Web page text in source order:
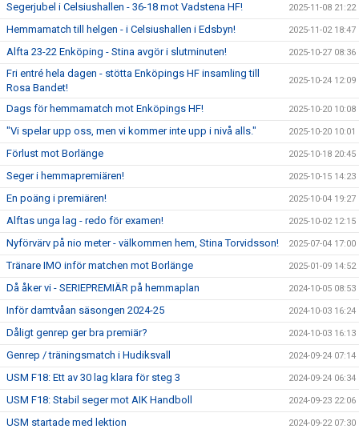
Segerjubel i Celsiushallen - 36-18 mot Vadstena HF! 2025-11-08 21:22
Hemmamatch till helgen - i Celsiushallen i Edsbyn! 2025-11-02 18:47
Alfta 23-22 Enköping - Stina avgör i slutminuten! 2025-10-27 08:36
Fri entré hela dagen - stötta Enköpings HF insamling till
Rosa Bandet!
2025-10-24 12:09
Dags för hemmamatch mot Enköpings HF! 2025-10-20 10:08
"Vi spelar upp oss, men vi kommer inte upp i nivå alls." 2025-10-20 10:01
Förlust mot Borlänge 2025-10-18 20:45
Seger i hemmapremiären! 2025-10-15 14:23
En poäng i premiären! 2025-10-04 19:27
Alftas unga lag - redo för examen! 2025-10-02 12:15
Nyförvärv på nio meter - välkommen hem, Stina Torvidsson! 2025-07-04 17:00
Tränare IMO inför matchen mot Borlänge 2025-01-09 14:52
Då åker vi - SERIEPREMIÄR på hemmaplan 2024-10-05 08:53
Inför damtvåan säsongen 2024-25 2024-10-03 16:24
Dåligt genrep ger bra premiär? 2024-10-03 16:13
Genrep / träningsmatch i Hudiksvall 2024-09-24 07:14
USM F18: Ett av 30 lag klara för steg 3 2024-09-24 06:34
USM F18: Stabil seger mot AIK Handboll 2024-09-23 22:06
USM startade med lektion 2024-09-22 07:30